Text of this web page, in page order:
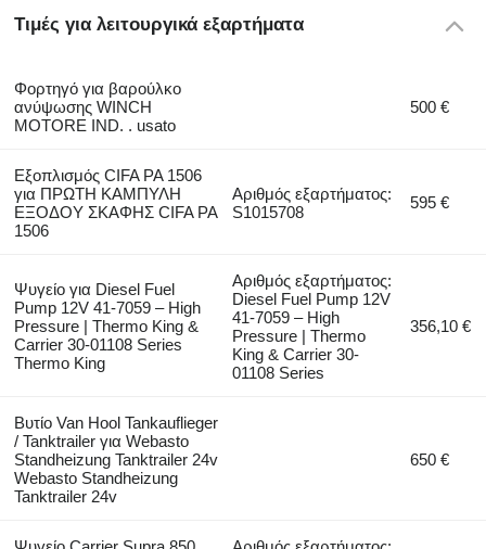
Τιμές για λειτουργικά εξαρτήματα
Φορτηγό για βαρούλκο
ανύψωσης WINCH
MOTORE IND. . usato
500 €
Εξοπλισμός CIFA PA 1506
για ΠΡΩΤΗ ΚΑΜΠΥΛΗ
ΕΞΟΔΟΥ ΣΚΑΦΗΣ CIFA PA
1506
Αριθμός εξαρτήματος:
S1015708
595 €
Ψυγείο για Diesel Fuel
Pump 12V 41-7059 – High
Pressure | Thermo King &
Carrier 30-01108 Series
Thermo King
Αριθμός εξαρτήματος:
Diesel Fuel Pump 12V
41-7059 – High
Pressure | Thermo
King & Carrier 30-
01108 Series
356,10 €
Βυτίο Van Hool Tankauflieger
/ Tanktrailer για Webasto
Standheizung Tanktrailer 24v
Webasto Standheizung
Tanktrailer 24v
650 €